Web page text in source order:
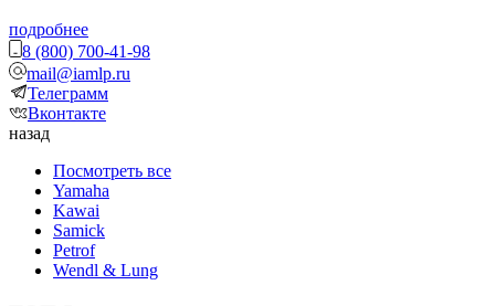
подробнее
8 (800) 700-41-98
mail@iamlp.ru
Телеграмм
Вконтакте
назад
Посмотреть все
Yamaha
Kawai
Samick
Petrof
Wendl & Lung